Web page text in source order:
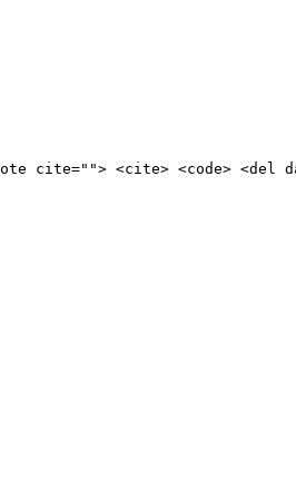
cite=""> <cite> <code> <del